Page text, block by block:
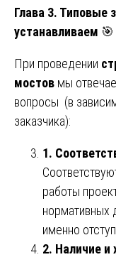
Глава 3. Типовые
устанавливаем 🎯
При проведении
мостов мы
вопросы (в
заказчика):
1.
работы
нормативных
именно
2. Наличие и